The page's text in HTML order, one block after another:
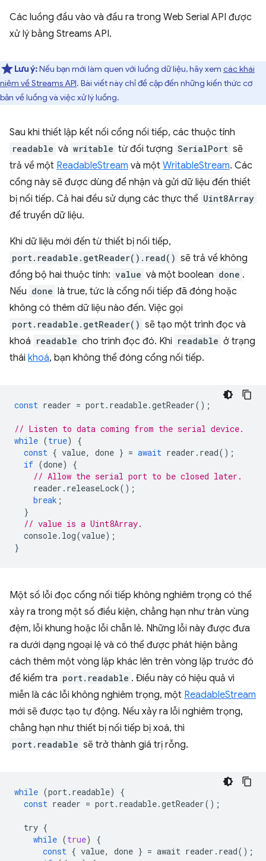
Các luồng đầu vào và đầu ra trong Web Serial API được
xử lý bằng Streams API.
Lưu ý:Nếu bạn mới làm quen với luồng dữ liệu, hãy xem các khái
niệm về Streams API. Bài viết này chỉ đề cập đến những kiến thức cơ
bản về luồng và việc xử lý luồng.
Sau khi thiết lập kết nối cổng nối tiếp, các thuộc tính
readable và writable từ đối tượng SerialPort sẽ
trả về một ReadableStream và một WritableStream. Các
cổng này sẽ được dùng để nhận và gửi dữ liệu đến thiết
bị nối tiếp. Cả hai đều sử dụng các thực thể Uint8Array
để truyền dữ liệu.
Khi dữ liệu mới đến từ thiết bị nối tiếp,
port.readable.getReader().read() sẽ trả về không
đồng bộ hai thuộc tính: value và một boolean done .
Nếu done là true, tức là cổng nối tiếp đã đóng hoặc
không có thêm dữ liệu nào đến. Việc gọi
port.readable.getReader() sẽ tạo một trình đọc và
khoá readable cho trình đọc đó. Khi readable ở trạng
thái khoá, bạn không thể đóng cổng nối tiếp.
const reader = port. readable.getReader();
// Listen to data coming from the serial device.
while (true)
{
const { value, done } = await reader . read();
if (done)
{
// Allow the serial port to be closed later.
reader . releaseLock();
break ;
}
// value is a Uint8Array.
console. log(value);
}
Một số lỗi đọc cổng nối tiếp không nghiêm trọng có thể
xảy ra trong một số điều kiện, chẳng hạn như tràn vùng
đệm, lỗi khung hoặc lỗi chẵn lẻ. Những lỗi này được đưa
ra dưới dạng ngoại lệ và có thể được phát hiện bằng
cách thêm một vòng lặp khác lên trên vòng lặp trước đó
để kiểm tra port.readable . Điều này có hiệu quả vì
miễn là các lỗi không nghiêm trọng, một ReadableStream
mới sẽ được tạo tự động. Nếu xảy ra lỗi nghiêm trọng,
chẳng hạn như thiết bị nối tiếp bị xoá, thì
port.readable sẽ trở thành giá trị rỗng.
while (port. readable)
{
const reader = port. readable.getReader();
try {
while (true)
{
const { value, done } = await reader . read();